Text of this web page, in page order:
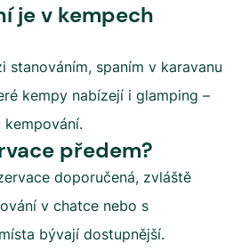
je v kempech
stanováním, spaním v karavanu
kempy nabízejí i glamping –
předem?
doporučená, zvláště
v chatce nebo s
bývají dostupnější.